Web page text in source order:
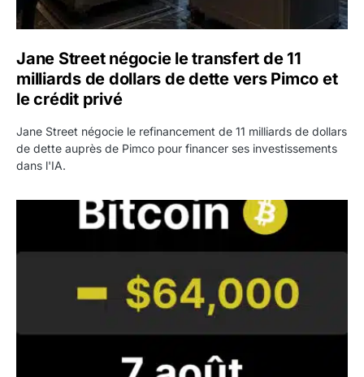
Jane Street négocie le transfert de 11
milliards de dollars de dette vers Pimco et
le crédit privé
Jane Street négocie le refinancement de 11 milliards de dollars
de dette auprès de Pimco pour financer ses investissements
dans l'IA.
Bitcoin stagne à 64 000 dollars pendant que les